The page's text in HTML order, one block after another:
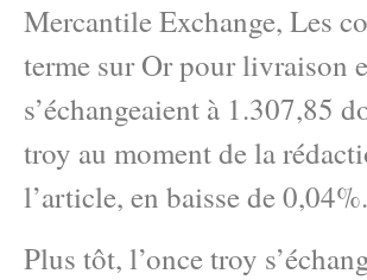
Mercantile Exchange, Les
terme sur Or pour livraison
s’échangeaient à 1.307,85
troy au moment de la
l’article, en baisse de 0,04%.
Plus tôt, l’once troy